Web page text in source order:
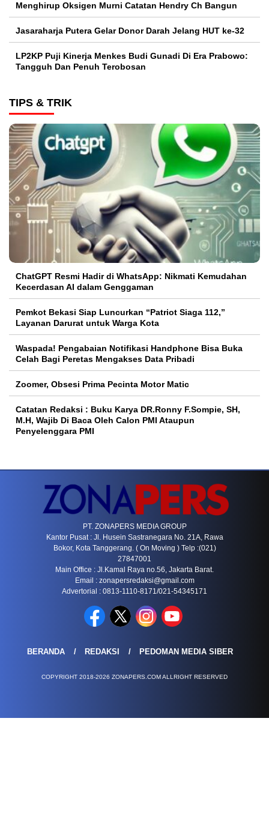
Menghirup Oksigen Murni Catatan Hendry Ch Bangun
Jasaraharja Putera Gelar Donor Darah Jelang HUT ke-32
LP2KP Puji Kinerja Menkes Budi Gunadi Di Era Prabowo:
Tangguh Dan Penuh Terobosan‎
TIPS & TRIK
ChatGPT Resmi Hadir di WhatsApp: Nikmati Kemudahan
Kecerdasan AI dalam Genggaman
Pemkot Bekasi Siap Luncurkan “Patriot Siaga 112,”
Layanan Darurat untuk Warga Kota
Waspada! Pengabaian Notifikasi Handphone Bisa Buka
Celah Bagi Peretas Mengakses Data Pribadi
Zoomer, Obsesi Prima Pecinta Motor Matic
Catatan Redaksi : Buku Karya DR.Ronny F.Sompie, SH,
M.H, Wajib Di Baca Oleh Calon PMI Ataupun
Penyelenggara PMI
PT. ZONAPERS MEDIA GROUP
Kantor Pusat : Jl. Husein Sastranegara No. 21A, Rawa
Bokor, Kota Tanggerang. ( On Moving ) Telp :(021)
27847001
Main Office : Jl.Kamal Raya no.56, Jakarta Barat.
Email : zonapersredaksi@gmail.com
Advertorial : 0813-1110-8171/021-54345171
BERANDA REDAKSI PEDOMAN MEDIA SIBER
COPYRIGHT 2018-2026 ZONAPERS.COM ALLRIGHT RESERVED